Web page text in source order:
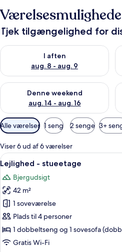
Tjek tilgængelighed for
I aften
aug. 8 - aug. 9
Tjek tilgængelighed for i aften
Denne weekend
aug. 14 - aug. 16
Tjek tilgængelighed for denne
Tilgængelige
filtre
for
værelser
Alle værelser 1 seng 2 senge 3+
Viser 6 ud af 6 værelser
Indlæs
alle
billeder
af
Lejlighed
-
stueetage
20
Lejlighed - stueetage
Bjergudsigt
42 m²
1 soveværelse
Plads til 4 personer
1 dobbeltseng og 1 sovesofa
Gratis Wi-Fi